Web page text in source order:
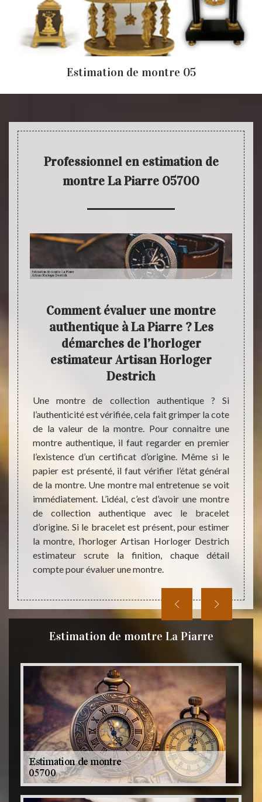
Estimation de montre 05
Professionnel en estimation de
montre La Piarre 05700
jour
être
un
est
peut
un
une
étant
pas
la
Comment évaluer une montre
authentique à La Piarre ? Les
démarches de l’horloger
estimateur Artisan Horloger
Destrich
Une montre de collection authentique ? Si
l’authenticité est vérifiée, cela fait grimper la cote
de la valeur de la montre. Pour connaitre une
montre authentique, il faut regarder en premier
l’existence d’un certificat d’origine. Même si le
papier est présenté, il faut vérifier l’état général
de la montre. Une montre mal entretenue se voit
immédiatement. L’idéal, c’est d’avoir une montre
de collection authentique avec le bracelet
d’origine. Si le bracelet est présent, pour estimer
la montre, l’horloger Artisan Horloger Destrich
estimateur scrute la finition, chaque détail
compte pour évaluer une montre.
Et
cette
Estimation de montre La Piarre